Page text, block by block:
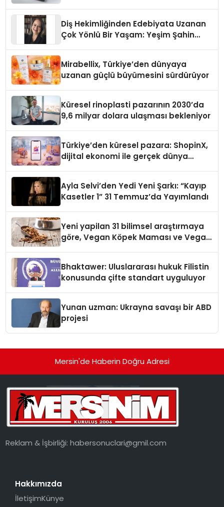
Diş Hekimliğinden Edebiyata Uzanan
Çok Yönlü Bir Yaşam: Yeşim Şahin
Mirabellix, Türkiye’den dünyaya
uzanan güçlü büyümesini sürdürüyor
Küresel rinoplasti pazarının 2030’da
9,6 milyar dolara ulaşması bekleniyor
Türkiye’den küresel pazara: ShopinX,
dijital ekonomi ile gerçek dünya
Ayla Selvi’den Yedi Yeni Şarkı: “Kayıp
Kasetler 1” 31 Temmuz’da Yayımlandı
Yeni yapilan 31 bilimsel araştırmaya
göre, Vegan Köpek Maması ve Vegan
Bhaktawer: Uluslararası hukuk Filistin
konusunda çifte standart uyguluyor
Yunan uzman: Ukrayna savaşı bir ABD
projesi
Mersin'de Haberin Doğru Adresi
Reklam & İşbirliği:habersonuclari@gmil.com
Hakkımızda
İletişimKünye